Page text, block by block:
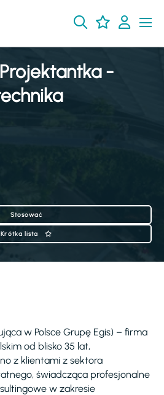
-
Stosować
Krótka lista
w Polsce Grupę Egis) – firma
od blisko 35 lat,
z klientami z sektora
świadcząca profesjonalne
w zakresie